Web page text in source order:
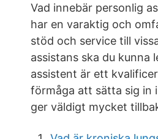
Vad innebär personlig
har en varaktig och
stöd och service till
assistans ska du kunna
assistent är ett
förmåga att sätta sig in
ger väldigt mycket